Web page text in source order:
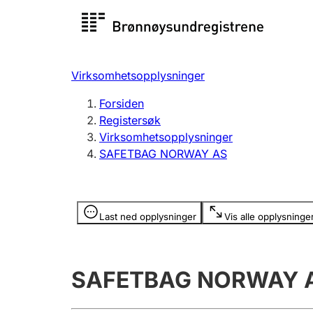
Registersøk
Registrere, endre, slette
Virksomhetsopplysninger
Forsiden
Registersøk
Virksomhetsopplysninger
SAFETBAG NORWAY AS
Last ned opplysninger Vis alle
Opplysninger er skjult
SAFETBAG NORWAY